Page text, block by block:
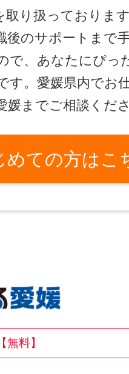
取り扱っておりま
後のサポートまで
で、あなたにぴっ
す。愛媛県内でお
媛までご相談くだ
めての方はこ
料】